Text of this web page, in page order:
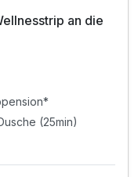
an die
(25min)